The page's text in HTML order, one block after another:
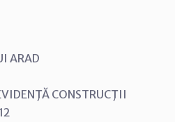
ARAD
CONSTRUCŢII